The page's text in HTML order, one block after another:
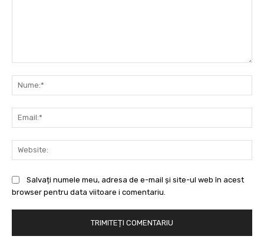
Salvați numele meu, adresa de e-mail și site-ul web în acest
browser pentru data viitoare i comentariu.